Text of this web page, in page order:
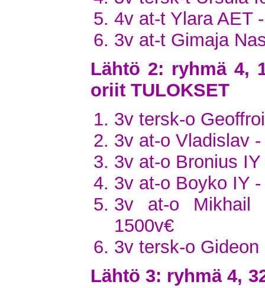
4v at-t Ylara AET
3v at-t Gimaja
Lähtö 2: ryhmä 4,
oriit TULOKSET
3v tersk-o
3v at-o Vladislav
3v at-o Bronius
3v at-o Boyko IY
3v at-o Mikhail
1500v€
3v tersk-o
Lähtö 3: ryhmä 4,